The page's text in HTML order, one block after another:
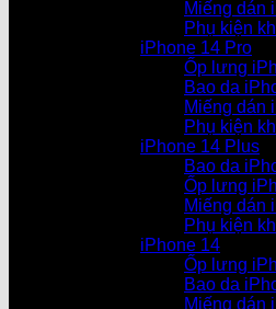
Miếng dán
Phụ kiện
iPhone 14 Pro
Ốp lưng
Bao da
Miếng dán
Phụ kiện
iPhone 14 Plus
Bao da
Ốp lưng
Miếng dán
Phụ kiện
iPhone 14
Ốp lưng
Bao da
Miếng dán